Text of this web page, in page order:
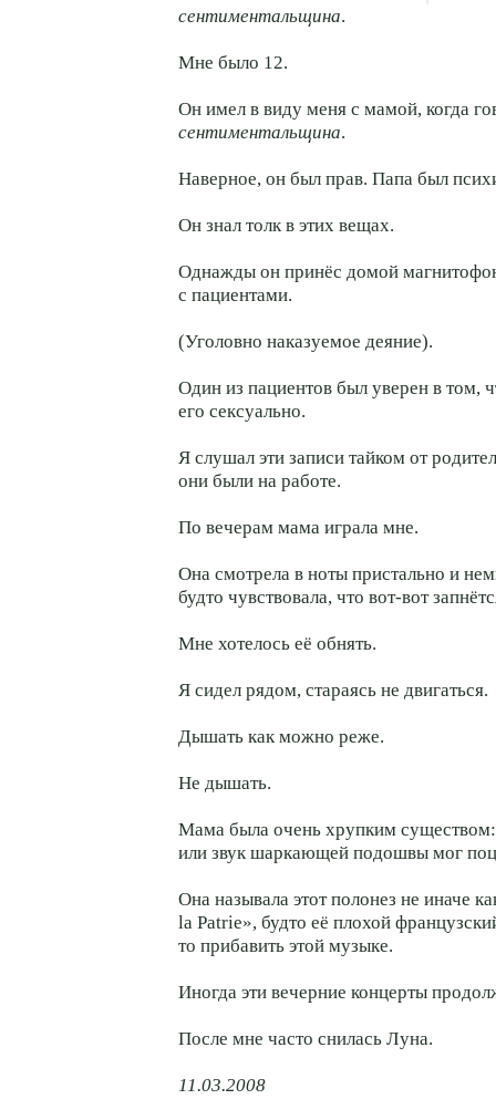
сентиментальщина.
Мне было 12.
Он имел в виду меня с мамой, когда
сентиментальщина.
Наверное, он был прав. Папа был
Он знал толк в этих вещах.
Однажды он принёс домой
с пациентами.
(Уголовно наказуемое деяние).
Один из пациентов был уверен в том,
его сексуально.
Я слушал эти записи тайком от
они были на работе.
По вечерам мама играла мне.
Она смотрела в ноты пристально и
будто чувствовала, что вот-вот
Мне хотелось её обнять.
Я сидел рядом, стараясь не двигаться.
Дышать как можно реже.
Не дышать.
Мама была очень хрупким
или звук шаркающей подошвы мог
Она называла этот полонез не иначе
la Patrie», будто её плохой
то прибавить этой музыке.
Иногда эти вечерние концерты
После мне часто снилась Луна.
11.03.2008